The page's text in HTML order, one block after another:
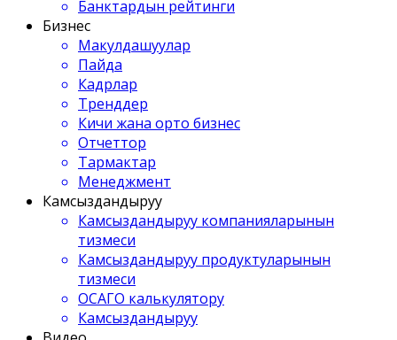
Банктардын рейтинги
Бизнес
Макулдашуулар
Пайда
Кадрлар
Тренддер
Кичи жана орто бизнес
Отчеттор
Тармактар
Менеджмент
Камсыздандыруу
Камсыздандыруу компанияларынын
тизмеси
Камсыздандыруу продуктуларынын
тизмеси
ОСАГО калькулятору
Камсыздандыруу